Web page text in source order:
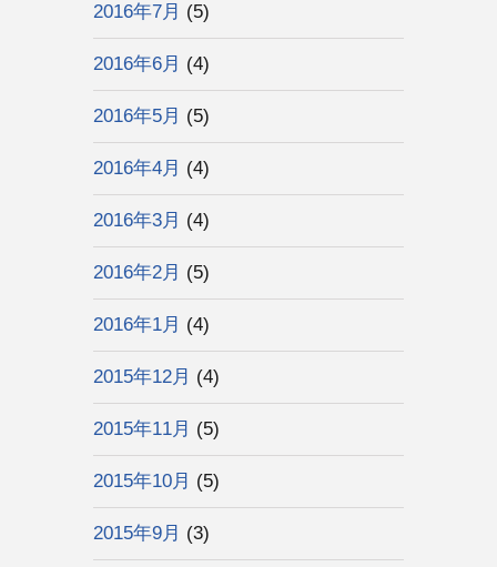
2016年7月 (5)
2016年6月 (4)
2016年5月 (5)
2016年4月 (4)
2016年3月 (4)
2016年2月 (5)
2016年1月 (4)
2015年12月 (4)
2015年11月 (5)
2015年10月 (5)
2015年9月 (3)